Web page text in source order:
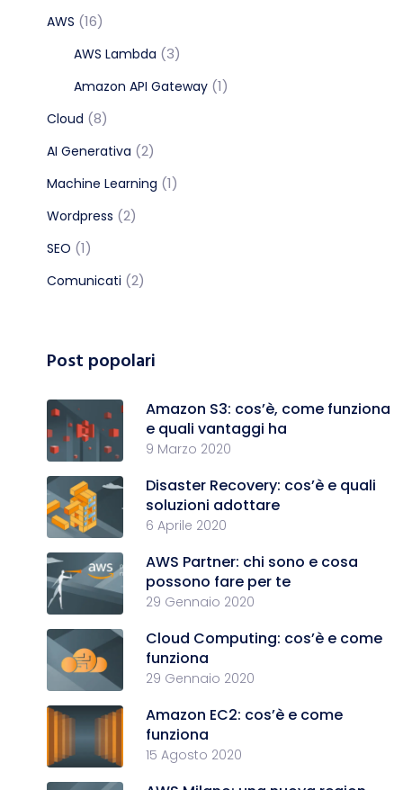
AWS (16)
AWS Lambda (3)
Amazon API Gateway (1)
Cloud (8)
AI Generativa (2)
Machine Learning (1)
Wordpress (2)
SEO (1)
Comunicati (2)
Post popolari
Amazon S3: cos’è, come funziona
e quali vantaggi ha
9 Marzo 2020
Disaster Recovery: cos’è e quali
soluzioni adottare
6 Aprile 2020
AWS Partner: chi sono e cosa
possono fare per te
29 Gennaio 2020
Cloud Computing: cos’è e come
funziona
29 Gennaio 2020
Amazon EC2: cos’è e come
funziona
15 Agosto 2020